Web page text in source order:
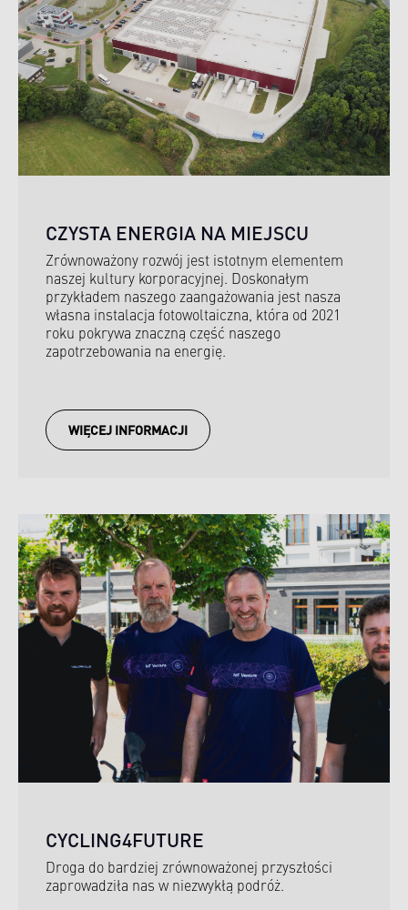
CZYSTA ENERGIA NA MIEJSCU
Zrównoważony rozwój jest istotnym elementem
naszej kultury korporacyjnej. Doskonałym
przykładem naszego zaangażowania jest nasza
własna instalacja fotowoltaiczna, która od 2021
roku pokrywa znaczną część naszego
zapotrzebowania na energię.
WIĘCEJ INFORMACJI
CYCLING4FUTURE
Droga do bardziej zrównoważonej przyszłości
zaprowadziła nas w niezwykłą podróż.